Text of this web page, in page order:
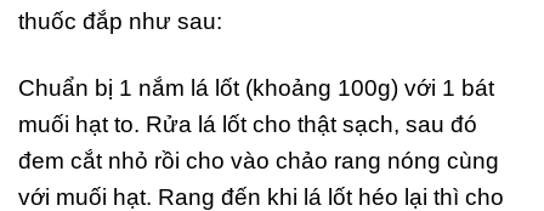
thuốc đắp như sau:
Chuẩn bị 1 nắm lá lốt (khoảng 100g) với 1 bát
muối hạt to. Rửa lá lốt cho thật sạch, sau đó
đem cắt nhỏ rồi cho vào chảo rang nóng cùng
với muối hạt. Rang đến khi lá lốt héo lại thì cho